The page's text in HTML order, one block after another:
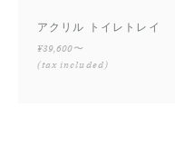
アクリル トイレトレイ
¥39,600〜
(tax included)